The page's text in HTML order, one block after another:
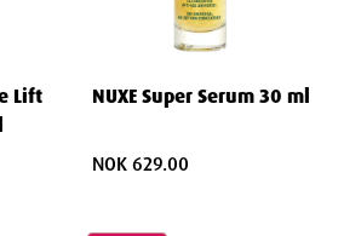
Polyglycerides, Tocopherol, Glyceryl
Flower Extract, Lithospermum
Isoeugenol [N4109/A].
Lift
NUXE Super Serum 30 ml
NOK 629.00